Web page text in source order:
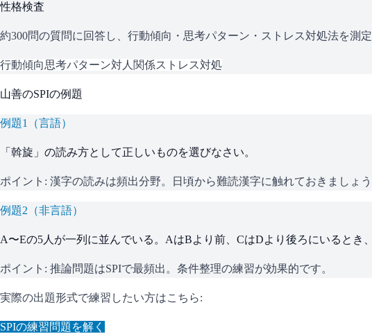
性格検査
約300問の質問に回答し、行動傾向・思考パターン・ストレス対処法を測
行動傾向思考パターン対人関係ストレス対処
山善のSPIの例題
例題1 （言語）
「斡旋」の読み方として正しいものを選びなさい。
ポイント: 漢字の読みは頻出分野。日頃から難読漢字に触れておきましょう
例題2 （非言語）
A〜Eの5人が一列に並んでいる。AはBより前、CはDより後ろにいるとき
ポイント: 推論問題はSPIで最頻出。条件整理の練習が効果的です。
実際の出題形式で練習したい方はこちら:
SPIの練習問題を解く